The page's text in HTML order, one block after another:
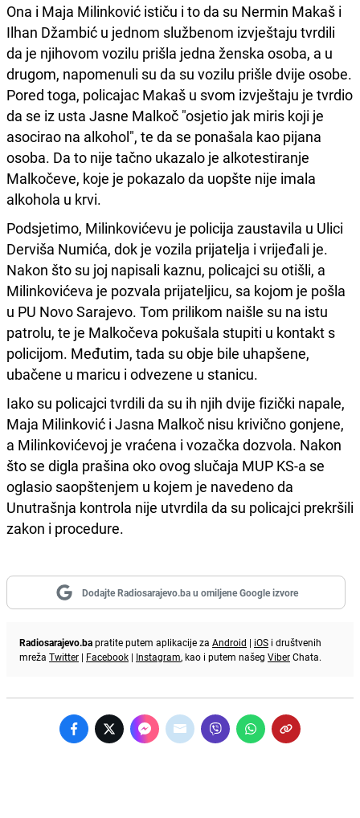
Ona i Maja Milinković ističu i to da su Nermin Makaš i
Ilhan Džambić u jednom službenom izvještaju tvrdili
da je njihovom vozilu prišla jedna ženska osoba, a u
drugom, napomenuli su da su vozilu prišle dvije osobe.
Pored toga, policajac Makaš u svom izvještaju je tvrdio
da se iz usta Jasne Malkoč "osjetio jak miris koji je
asocirao na alkohol", te da se ponašala kao pijana
osoba. Da to nije tačno ukazalo je alkotestiranje
Malkočeve, koje je pokazalo da uopšte nije imala
alkohola u krvi.
Podsjetimo, Milinkovićevu je policija zaustavila u Ulici
Derviša Numića, dok je vozila prijatelja i vrijeđali je.
Nakon što su joj napisali kaznu, policajci su otišli, a
Milinkovićeva je pozvala prijateljicu, sa kojom je pošla
u PU Novo Sarajevo. Tom prilikom naišle su na istu
patrolu, te je Malkočeva pokušala stupiti u kontakt s
policijom. Međutim, tada su obje bile uhapšene,
ubačene u maricu i odvezene u stanicu.
Iako su policajci tvrdili da su ih njih dvije fizički napale,
Maja Milinković i Jasna Malkoč nisu krivično gonjene,
a Milinkovićevoj je vraćena i vozačka dozvola. Nakon
što se digla prašina oko ovog slučaja MUP KS-a se
oglasio saopštenjem u kojem je navedeno da
Unutrašnja kontrola nije utvrdila da su policajci prekršili
zakon i procedure.
Dodajte Radiosarajevo.ba u omiljene Google izvore
Radiosarajevo.bapratite putem aplikacije za Android | iOS i društvenih
mreža Twitter | Facebook | Instagram, kao i putem našeg ViberChata.